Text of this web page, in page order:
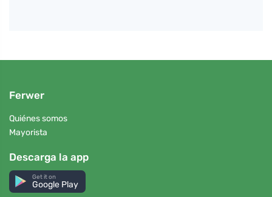
Ferwer
Quiénes somos
Mayorista
Descarga la app
Get it on
Google Play